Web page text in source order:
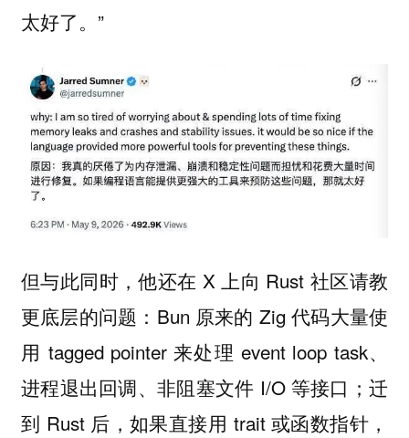
太好了。”
但与此同时，他还在 X 上向 Rust 社区请教
更底层的问题：Bun 原来的 Zig 代码大量使
用 tagged pointer 来处理 event loop task、
进程退出回调、非阻塞文件 I/O 等接口；迁
到 Rust 后，如果直接用 trait 或函数指针，